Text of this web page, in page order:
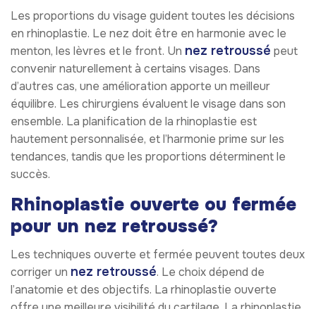
Les proportions du visage guident toutes les décisions
en rhinoplastie. Le nez doit être en harmonie avec le
menton, les lèvres et le front. Un nez retroussé peut
convenir naturellement à certains visages. Dans
d’autres cas, une amélioration apporte un meilleur
équilibre. Les chirurgiens évaluent le visage dans son
ensemble. La planification de la rhinoplastie est
hautement personnalisée, et l’harmonie prime sur les
tendances, tandis que les proportions déterminent le
succès.
Rhinoplastie ouverte ou fermée
pour un nez retroussé?
Les techniques ouverte et fermée peuvent toutes deux
corriger un nez retroussé. Le choix dépend de
l’anatomie et des objectifs. La rhinoplastie ouverte